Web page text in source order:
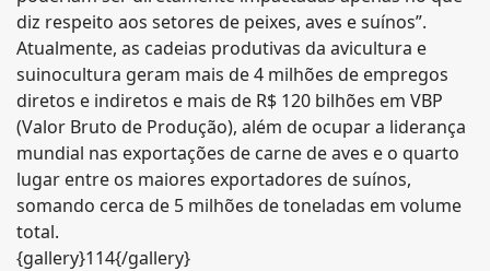
diz respeito aos setores de peixes, aves e suínos”.
Atualmente, as cadeias produtivas da avicultura e
suinocultura geram mais de 4 milhões de empregos
diretos e indiretos e mais de R$ 120 bilhões em VBP
(Valor Bruto de Produção), além de ocupar a liderança
mundial nas exportações de carne de aves e o quarto
lugar entre os maiores exportadores de suínos,
somando cerca de 5 milhões de toneladas em volume
total.
{gallery}114{/gallery}